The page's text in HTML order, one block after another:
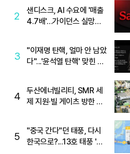
2
샌디스크, AI 수요에 '매출
4.7배'…가이던스 실망에
3
"이재명 탄핵, 얼마 안 남았
다"...'윤석열 탄핵' 맞힌 무
4
두산에너빌리티, SMR 세
제 지원·빌 게이츠 방한 기
5
"중국 간다"던 태풍, 다시
한국으로?...13호 태풍 '돌